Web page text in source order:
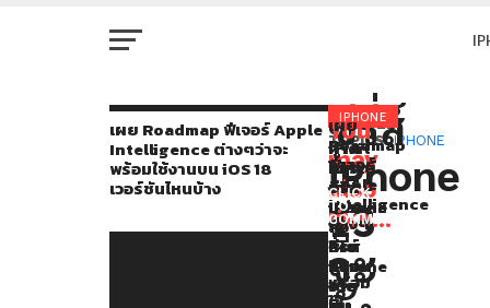
เผย Roadmap ฟีเจอร์ Apple
Intelligence ต่างๆว่าจะ
พร้อมใช้งานบน iOS 18
เวอร์ชันไหนบ้าง
IPHONE
ซีรี่ส์
iPhone
13
จะ
ใคร
หลายๆ
คน
ที่
ใช้
งาน
You
may
also
like...
เผย
Roadmap
ฟีเจอร์
Apple
Intelligence
ต่างๆ
ว่า
จะ
พร้อม
ใช้
ผู้
ใช้
งาน
iPhone
16
Pro
หลาย
ราย
iFixit
แกะ
ซีรี่ส์
iPhone
16
เผย
ซ่อม
ง่าย
คาด
การณ์
จาก
ข่าว
ลือ
ซีรี่ส์
iPhone
16
RELATED
TOPICS: IPHONE
CLICK
TO
COMMENT